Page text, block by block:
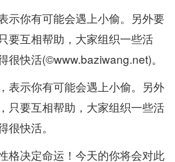
示你有可能会遇上小偷。另外要
要互相帮助，大家组织一些活
很快活(©www.baziwang.net)。
表示你有可能会遇上小偷。另外
只要互相帮助，大家组织一些活
很快活。
格决定命运！今天的你将会对此